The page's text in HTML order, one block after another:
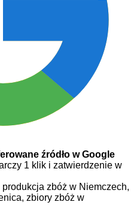
źródło w Google
1 klik i zatwierdzenie w
produkcja zbóż w Niemczech,
zbiory zbóż w